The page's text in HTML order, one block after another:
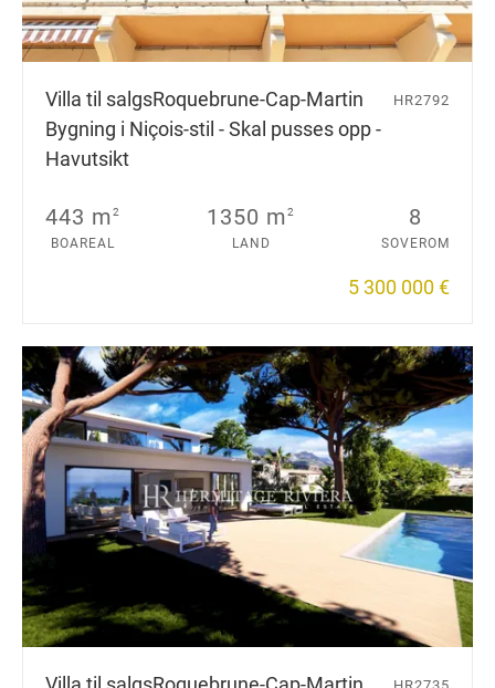
Villa til salgsRoquebrune-Cap-Martin
Bygning i Niçois-stil - Skal pusses opp -
Havutsikt
HR2792
443 m2
BOAREAL
1350 m2
LAND
8
SOVEROM
5 300 000 €